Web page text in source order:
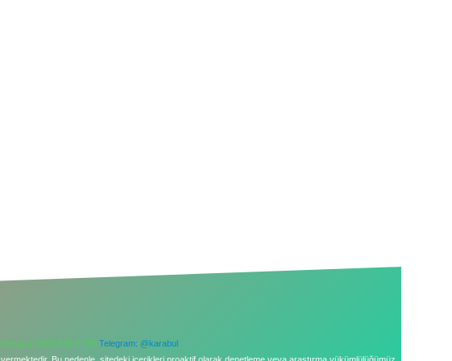
0262 606 0 726 Telegram: @karabul